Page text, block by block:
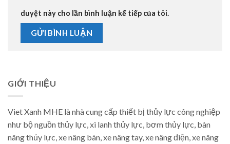
duyệt này cho lần bình luận kế tiếp của tôi.
GIỚI THIỆU
Viet Xanh MHE là nhà cung cấp thiết bị thủy lực công nghiệp
như bộ nguồn thủy lực, xi lanh thủy lực, bơm thủy lực, bàn
nâng thủy lực, xe nâng bàn, xe nâng tay, xe nâng điện, xe nâng